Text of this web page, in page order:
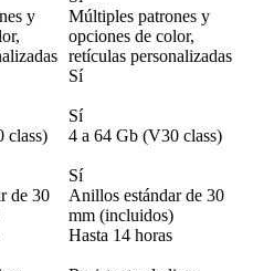
y
Múltiples patrones y
opciones de color,
retículas personalizadas
Sí
Sí
class) 4 a 64 Gb (V30 class)
Sí
de 30
Anillos estándar de 30
mm (incluidos)
Hasta 14 horas